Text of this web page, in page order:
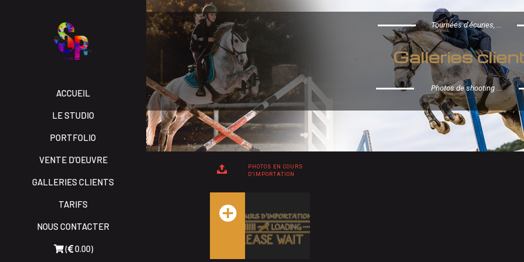
ACCUEIL
LE STUDIO
PORTFOLIO
VENTE D’OEUVRE
GALLERIES CLIENTS
TARIFS
NOUS CONTACTER
( 0.00)
Tournées d'écuries, ...
Galleries
Photos de shooting ...
PHOTOS EN COURS
D'IMPORTATION